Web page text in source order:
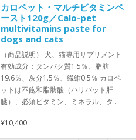
カロペット・マルチビタミンペ
ースト120g／Calo-pet
multivitamins paste for
dogs and cats
（商品説明） 犬、猫専用サプリメント
有効成分：タンパク質1.5％、脂肪
19.6％、灰分1.5％、繊維0.5％ カロペ
ットは不飽和脂肪酸（ハリバット肝
臓）、必須ビタミン、ミネラル、タ..
¥10,400